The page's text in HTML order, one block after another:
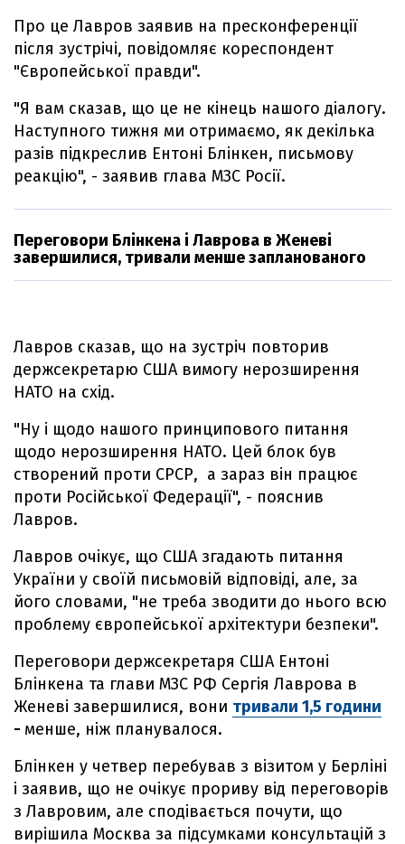
Про це Лавров заявив на пресконференції
після зустрічі, повідомляє кореспондент
"Європейської правди".
"Я вам сказав, що це не кінець нашого діалогу.
Наступного тижня ми отримаємо, як декілька
разів підкреслив Ентоні Блінкен, письмову
реакцію", - заявив глава МЗС Росії.
Переговори Блінкена і Лаврова в Женеві
завершилися, тривали менше запланованого
Лавров сказав, що на зустріч повторив
держсекретарю США вимогу нерозширення
НАТО на схід.
"Ну і щодо нашого принципового питання
щодо нерозширення НАТО. Цей блок був
створений проти СРСР, а зараз він працює
проти Російської Федерації", - пояснив
Лавров.
Лавров очікує, що США згадають питання
України у своїй письмовій відповіді, але, за
його словами, "не треба зводити до нього всю
проблему європейської архітектури безпеки".
Переговори держсекретаря США Ентоні
Блінкена та глави МЗС РФ Сергія Лаврова в
Женеві завершилися, вони тривали 1,5 години
- менше, ніж планувалося.
Блінкен у четвер перебував з візитом у Берліні
і заявив, що не очікує прориву від переговорів
з Лавровим, але сподівається почути, що
вирішила Москва за підсумками консультацій з